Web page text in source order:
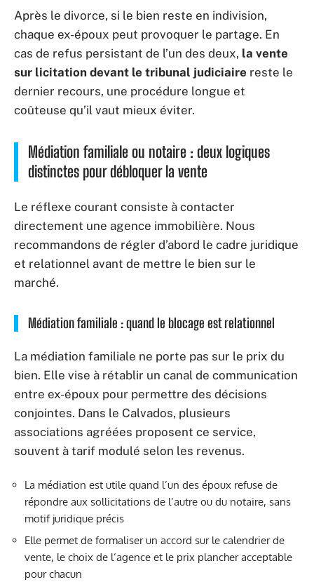
Après le divorce, si le bien reste en indivision,
chaque ex-époux peut provoquer le partage. En
cas de refus persistant de l’un des deux, la vente
sur licitation devant le tribunal judiciaire reste le
dernier recours, une procédure longue et
coûteuse qu’il vaut mieux éviter.
Médiation familiale ou notaire : deux logiques
distinctes pour débloquer la vente
Le réflexe courant consiste à contacter
directement une agence immobilière. Nous
recommandons de régler d’abord le cadre juridique
et relationnel avant de mettre le bien sur le
marché.
Médiation familiale : quand le blocage est relationnel
La médiation familiale ne porte pas sur le prix du
bien. Elle vise à rétablir un canal de communication
entre ex-époux pour permettre des décisions
conjointes. Dans le Calvados, plusieurs
associations agréées proposent ce service,
souvent à tarif modulé selon les revenus.
La médiation est utile quand l’un des époux refuse de
répondre aux sollicitations de l’autre ou du notaire, sans
motif juridique précis
Elle permet de formaliser un accord sur le calendrier de
vente, le choix de l’agence et le prix plancher acceptable
pour chacun